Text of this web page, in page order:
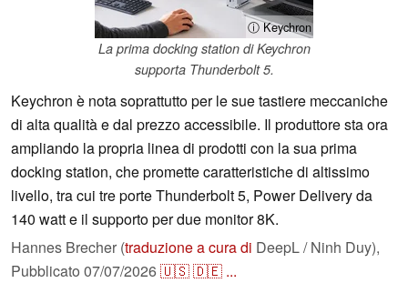
ⓘ Keychron
La prima docking station di Keychron
supporta Thunderbolt 5.
Keychron è nota soprattutto per le sue tastiere meccaniche
di alta qualità e dal prezzo accessibile. Il produttore sta ora
ampliando la propria linea di prodotti con la sua prima
docking station, che promette caratteristiche di altissimo
livello, tra cui tre porte Thunderbolt 5, Power Delivery da
140 watt e il supporto per due monitor 8K.
Hannes Brecher (traduzione a cura di DeepL / Ninh Duy),
Pubblicato 07/07/2026🇺🇸🇩🇪 ...